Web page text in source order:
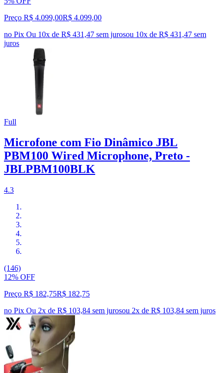
Preço R$ 4.099,00R$ 4.099,00
no Pix Ou 10x de R$ 431,47 sem jurosou 10x de R$ 431,47 sem
juros
Full
Microfone com Fio Dinâmico JBL
PBM100 Wired Microphone, Preto -
JBLPBM100BLK
4.3
(146)
12% OFF
Preço R$ 182,75R$ 182,75
no Pix Ou 2x de R$ 103,84 sem jurosou 2x de R$ 103,84 sem juros